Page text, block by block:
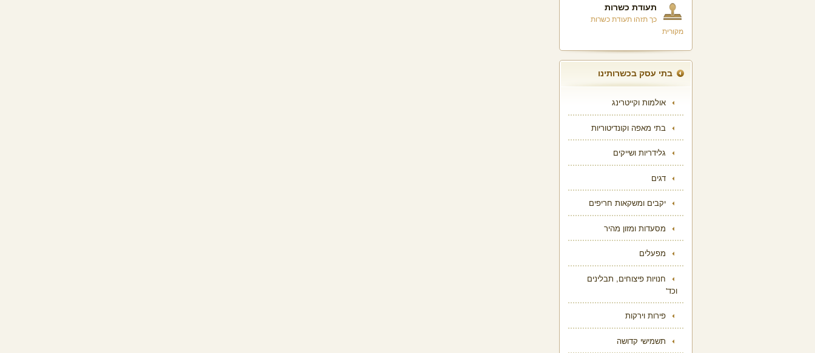
תעודת כשרות
כך תזהו תעודת כשרות
מקורית
בתי עסק בכשרותינו
אולמות וקייטרינג
בתי מאפה וקונדיטוריות
גלידריות ושייקים
דגים
יקבים ומשקאות חריפים
מסעדות ומזון מהיר
מפעלים
חנויות פיצוחים, תבלינים
וכד'
פירות וירקות
תשמישי קדושה